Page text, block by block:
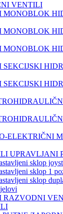
VENTILI
MONOBLOK
MONOBLOK
MONOBLOK
SEKCIJSKI
SEKCIJSKI
ELEKTRIČNI
UPRAVLJANI
sklop
sklop 1
sklop
RAZVODNI